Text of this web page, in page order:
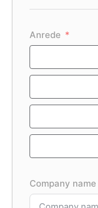
Anrede
Company name